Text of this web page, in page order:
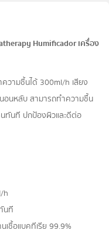
Humificador เครื่อง
วามชื้นได้ 300ml/h เสียง
อนหลับ สามารถทำความชื้น
ทันที ปกป้องผิวและดีต่อ
h
นที
เชื้อแบคทีเรีย 99.9%